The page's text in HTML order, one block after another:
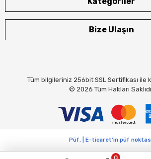
Bize Ulaşın
Tüm bilgileriniz 256bit SSL Sertifikası ile
© 2026 Tüm Hakları
0
Püf. | E-ticaret'in püf